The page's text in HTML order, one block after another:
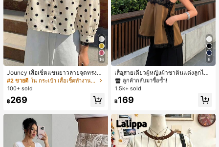
16
Jouncy เสื้อเชิ้ตแขนยาวลายจุดทรงหล
วมสำหรับผู้หญิง
#2 ขายดี
ใน กระเป๋า เสื้อเชิ้ตทำงานมีกระเป๋า
100+ sold
฿269
6
เสื้อสายเดี่ยวผู้หญิงผ้าซาตินแต่งลูกไม้
- เสื้อสายเดี่ยวฤดูร้อนสีคากีมีรอยผ่าด้า
นข้างที่น่าดึงดูดแบบสบายๆ
#1 ขายดี
ใน สีกากี เสื้อสตรี เสื้อเบลาส์ & Tee
ลูกค้ากลับมาซื้อซ้ำ!
#1 ขายดี
ลูกค้ากลับมาซื้อซ้ำ!
#1 ขายดี
ลูกค้ากลับมาซื้อซ้ำ!
#1 ขายดี
ใน สีกากี เสื้อสตรี เสื้อเบลาส์ & Tee
1.5k+ sold
฿169